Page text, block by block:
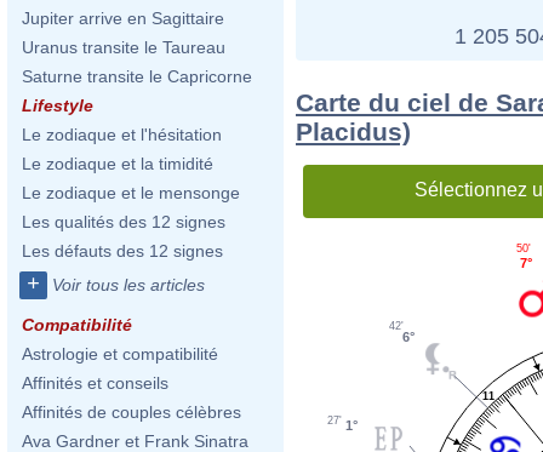
Jupiter arrive en Sagittaire
Uranus transite le Taureau
Saturne transite le Capricorne
Lifestyle
Le zodiaque et l'hésitation
Le zodiaque et la timidité
Le zodiaque et le mensonge
Les qualités des 12 signes
Les défauts des 12 signes
+ Voir tous les articles
Compatibilité
Astrologie et compatibilité
Affinités et conseils
Affinités de couples célèbres
Ava Gardner et Frank Sinatra
1 205
Carte du ciel de
Placidus)
Sélectionnez
11
7°
50'
6°
42'
1°
27'